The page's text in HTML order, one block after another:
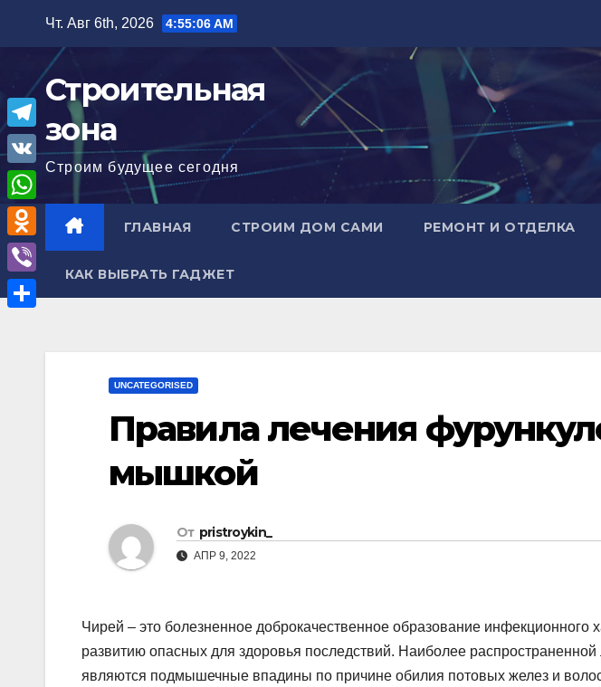
содержимому
Чт. Авг 6th, 2026 4:55:07 AM
Строительная
зона
Строим будущее сегодня
ГЛАВНАЯ СТРОИМ ДОМ САМИ РЕМОНТ И ОТДЕЛКА
КАК ВЫБРАТЬ ГАДЖЕТ
UNCATEGORISED
Правила лечения
мышкой
От pristroykin_
АПР 9, 2022
Чирей – это болезненное доброкачественное образование инфекционного
развитию опасных для здоровья последствий. Наиболее
являются подмышечные впадины по причине обилия потовых желез и
T
e
l
e
g
r
V
K
W
h
a
O
d
n
V